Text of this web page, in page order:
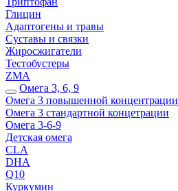
Глицин
Адаптогены и травы
Суставы и связки
Жиросжигатели
Тестобустеры
ZMA
Омега 3, 6, 9
Омега 3 повышенной концентрации
Омега 3 стандартной концетрации
Омега 3-6-9
Детская омега
CLA
DHA
Q10
Куркумин